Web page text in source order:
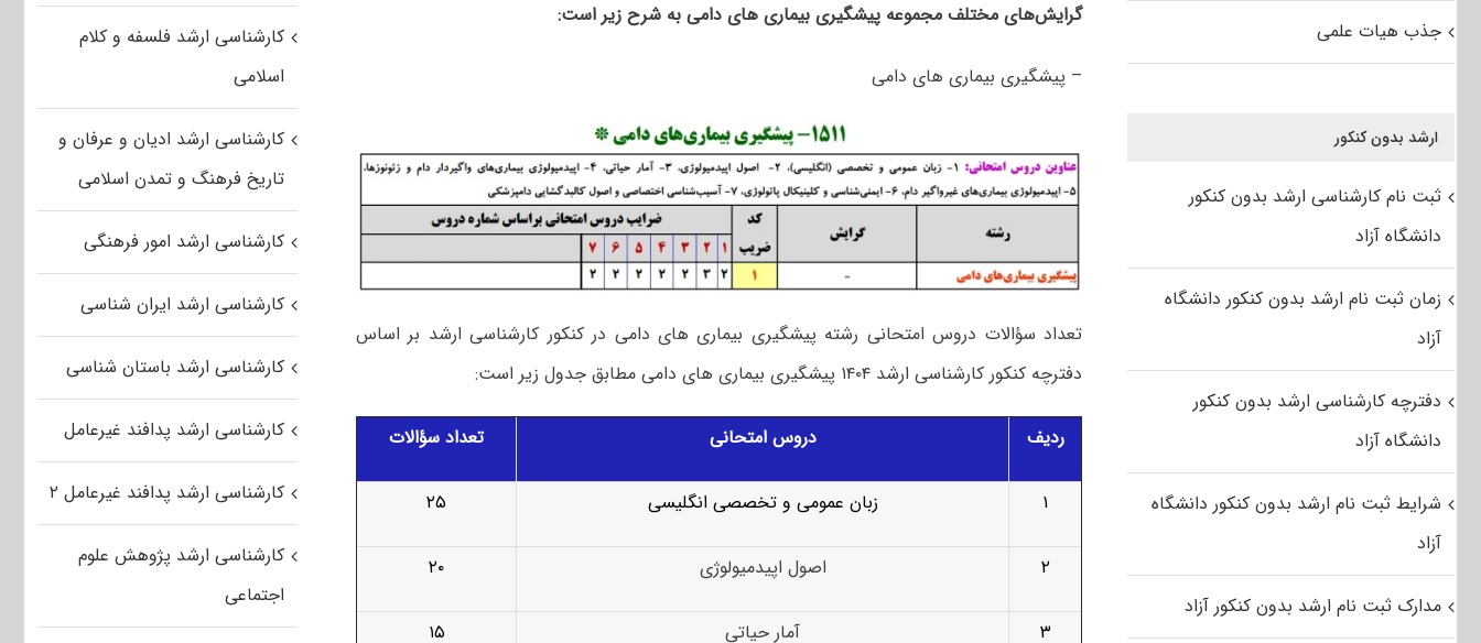
گرایش‌های مختلف مجموعه پیشگیری بیماری های دامی به شرح زیر است:
– پیشگیری بیماری های دامی
تعداد سؤالات دروس امتحانی رشته پیشگیری بیماری های دامی در کنکور کارشناسی ارشد بر اساس
دفترچه کنکور کارشناسی ارشد ۱۴۰۴ پیشگیری بیماری های دامی مطابق جدول زیر است:
ردیف دروس امتحانی تعداد سؤالات
۱ زبان عمومی و تخصصی انگلیسی ۲۵
۲ اصول اپیدمیولوژی ۲۰
۳ آمار حیاتی ۱۵
کارشناسی ارشد فلسفه و کلام
اسلامی
کارشناسی ارشد ادیان و عرفان و
تاریخ فرهنگ و تمدن اسلامی
کارشناسی ارشد امور فرهنگی
کارشناسی ارشد ایران شناسی
کارشناسی ارشد باستان شناسی
کارشناسی ارشد پدافند غیرعامل
کارشناسی ارشد پدافند غیرعامل ۲
کارشناسی ارشد پژوهش علوم
اجتماعی
جذب هیات علمی
ارشد بدون کنکور
ثبت نام کارشناسی ارشد بدون کنکور
دانشگاه آزاد
زمان ثبت نام ارشد بدون کنکور دانشگاه
آزاد
دفترچه کارشناسی ارشد بدون کنکور
دانشگاه آزاد
شرایط ثبت نام ارشد بدون کنکور دانشگاه
آزاد
مدارک ثبت نام ارشد بدون کنکور آزاد